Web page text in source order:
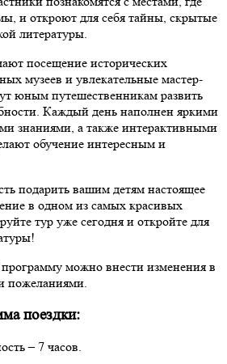
и откроют для себя тайны, скрытые
литературы.
посещение исторических
музеев и увлекательные мастер-
юным путешественникам развить
Каждый день наполнен яркими
знаниями, а также интерактивными
обучение интересным и
подарить вашим детям настоящее
в одном из самых красивых
тур уже сегодня и откройте для
можно внести изменения в
пожеланиями.
поездки:
– 7 часов.